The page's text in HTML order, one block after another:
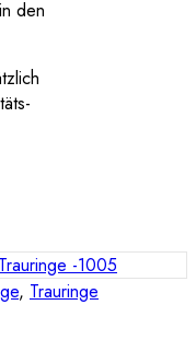
den
, Trauringe